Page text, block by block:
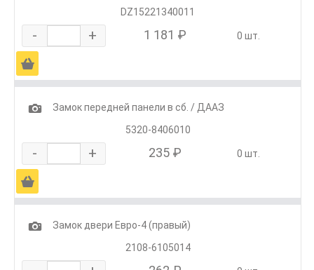
DZ15221340011
- + 1 181 ₽ 0 шт.
Ä
1
Замок передней панели в сб. / ДААЗ
5320-8406010
- + 235 ₽ 0 шт.
Ä
1
Замок двери Евро-4 (правый)
2108-6105014